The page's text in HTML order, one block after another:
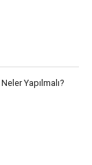
Yapılmalı?